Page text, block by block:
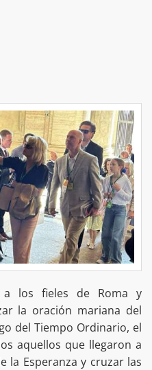
los fieles de Roma y
la oración mariana del
del Tiempo Ordinario, el
aquellos que llegaron a
la Esperanza y cruzar las